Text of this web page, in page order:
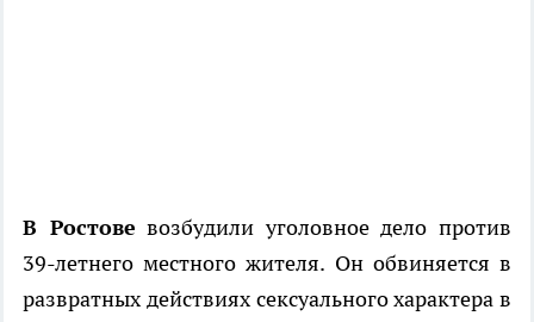
В Ростове возбудили уголовное дело против
39-летнего местного жителя. Он обвиняется в
развратных действиях сексуального характера в